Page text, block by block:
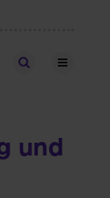
Stellen finden
und